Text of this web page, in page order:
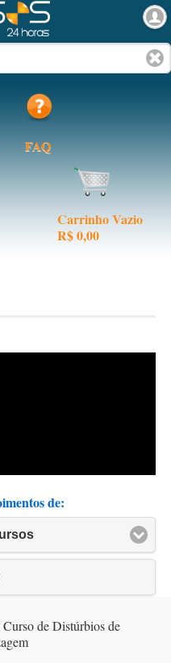
FAQ
Carrinho Vazio
R$ 0,00
de:
de Distúrbios de